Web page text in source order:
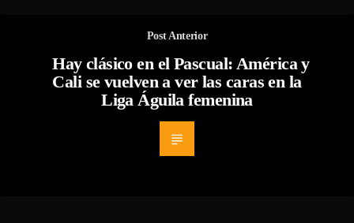
Post Anterior
Hay clásico en el Pascual: América y
Cali se vuelven a ver las caras en la
Liga Águila femenina